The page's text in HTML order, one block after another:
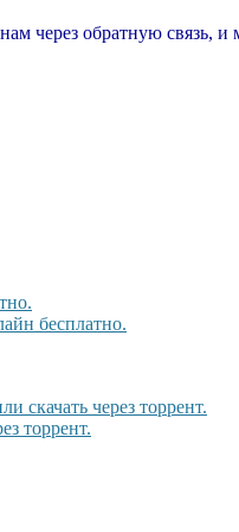
через обратную связь,
бесплатно.
скачать через торрент.
торрент.